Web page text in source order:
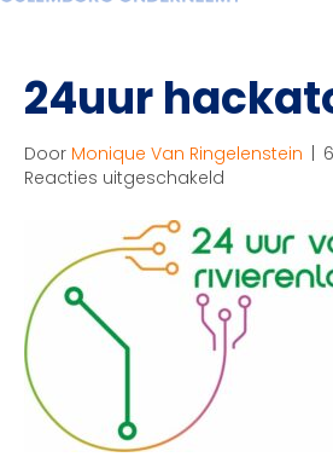
24uur
Door Monique Van Ringelenstein |
Reacties uitgeschakeld
hackaton